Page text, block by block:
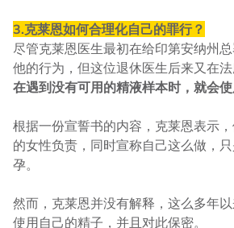
3.克莱恩如何合理化自己的罪行？
尽管克莱恩医生最初在给印第安纳州
他的行为，但这位退休医生后来又在法
在遇到没有可用的精液样本时，就会
根据一份宣誓书的内容，克莱恩表示
的女性负责，同时宣称自己这么做，
孕。
然而，克莱恩并没有解释，这么多年
使用自己的精子，并且对此保密。